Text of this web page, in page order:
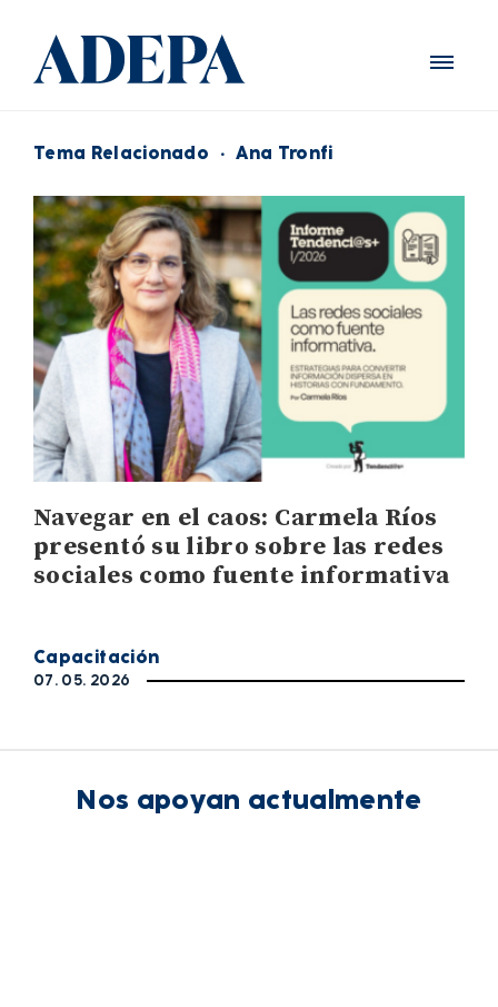
Tema Relacionado · Ana Tronfi
Navegar en el caos: Carmela Ríos
presentó su libro sobre las redes
sociales como fuente informativa
Capacitación
07. 05. 2026
Nos apoyan actualmente